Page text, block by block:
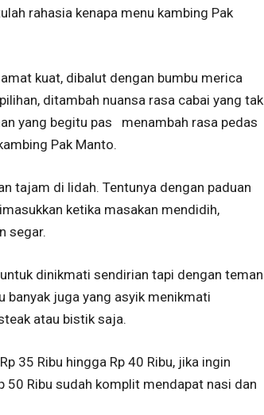
rahasia kenapa menu kambing Pak
kuat, dibalut dengan bumbu merica
ditambah nuansa rasa cabai yang tak
yang begitu pas menambah rasa pedas
Pak Manto.
tajam di lidah. Tentunya dengan paduan
ketika masakan mendidih,
segar.
dinikmati sendirian tapi dengan teman
banyak juga yang asyik menikmati
atau bistik saja.
35 Ribu hingga Rp 40 Ribu, jika ingin
Ribu sudah komplit mendapat nasi dan